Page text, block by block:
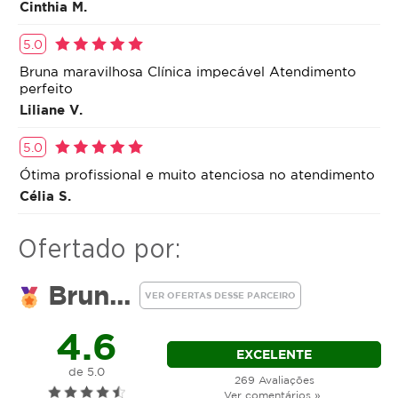
finalização com gel crioterapico auxiliando a
eliminação de medidas.
Cinthia M.
5.0
Bruna maravilhosa Clínica impecável Atendimento
perfeito
Liliane V.
5.0
Ótima profissional e muito atenciosa no atendimento
Célia S.
Ofertado por:
Brun... VER OFERTAS DESSE PARCEIRO
4.6
de 5.0
EXCELENTE
269 Avaliações
Ver comentários »